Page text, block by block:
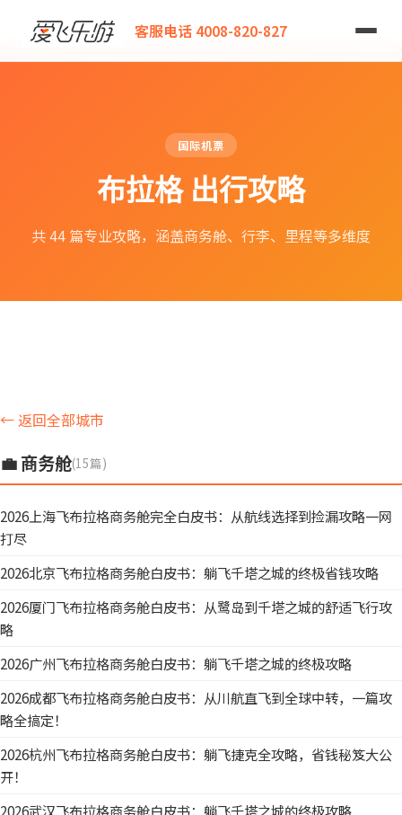
客服电话 4008-820-827
爱飞乐游
国际机票
布拉格 出行攻略
共 44 篇专业攻略，涵盖商务舱、行李、里程等多维度
← 返回全部城市
💼 商务舱(15篇)
2026上海飞布拉格商务舱完全白皮书：从航线选择到捡漏攻略一网
打尽
2026北京飞布拉格商务舱白皮书：躺飞千塔之城的终极省钱攻略
2026厦门飞布拉格商务舱白皮书：从鹭岛到千塔之城的舒适飞行攻
略
2026广州飞布拉格商务舱白皮书：躺飞千塔之城的终极攻略
2026成都飞布拉格商务舱白皮书：从川航直飞到全球中转，一篇攻
略全搞定！
2026杭州飞布拉格商务舱白皮书：躺飞捷克全攻略，省钱秘笈大公
开！
2026武汉飞布拉格商务舱白皮书：躺飞千塔之城的终极攻略